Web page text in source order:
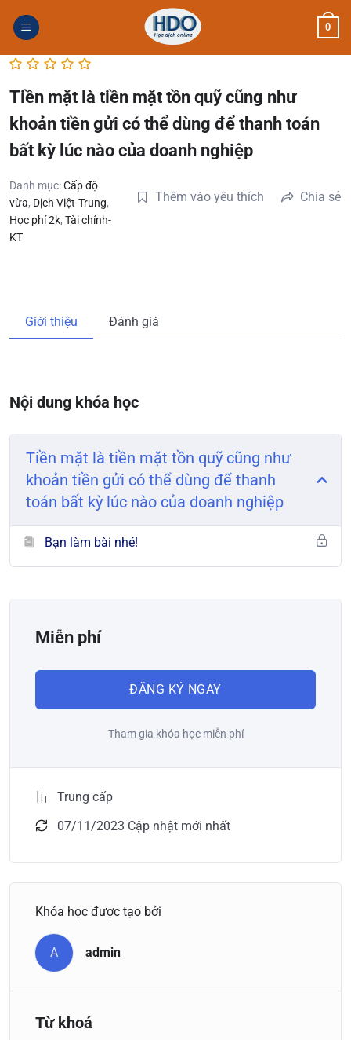
0
Tiền mặt là tiền mặt tồn quỹ cũng như
khoản tiền gửi có thể dùng để thanh toán
bất kỳ lúc nào của doanh nghiệp
Danh mục:Cấp độ
vừa, Dịch Việt-Trung,
Học phí 2k, Tài chính-
KT
Thêm vào yêu thích Chia sẻ
Giới thiệu Đánh giá
Nội dung khóa học
Tiền mặt là tiền mặt tồn quỹ cũng như
khoản tiền gửi có thể dùng để thanh
toán bất kỳ lúc nào của doanh nghiệp
Bạn làm bài nhé!
Miễn phí
ĐĂNG KÝ NGAY
Tham gia khóa học miễn phí
Trung cấp
07/11/2023 Cập nhật mới nhất
Khóa học được tạo bởi
A admin
Từ khoá